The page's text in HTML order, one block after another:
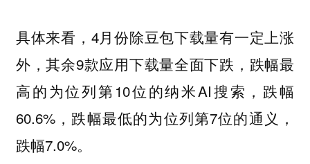
具体来看，4月份除豆包下载量有一定上涨
外，其余9款应用下载量全面下跌，跌幅最
高的为位列第10位的纳米AI搜索，跌幅
60.6%，跌幅最低的为位列第7位的通义，
跌幅7.0%。